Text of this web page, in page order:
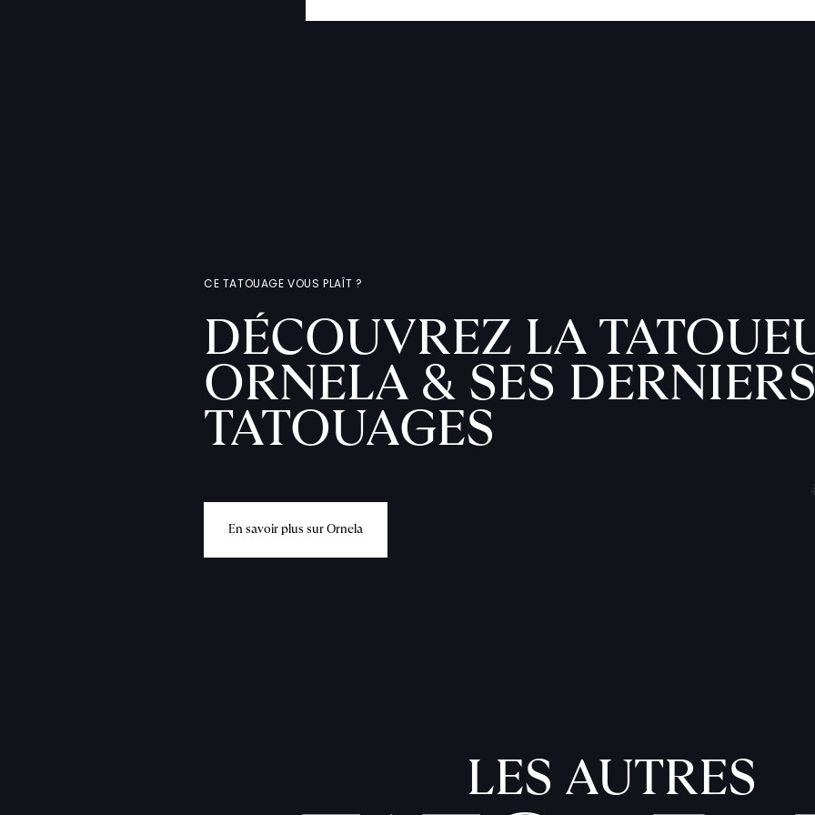
CE TATOUAGE VOUS PLAÎT ?
DÉCOUVREZ LA
ORNELA & SES DERNIERS
TATOUAGES
En savoir plus sur Ornela
LES AUTRES